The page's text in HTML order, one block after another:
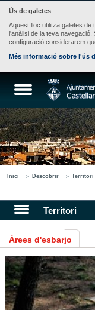
Ús de galetes
Aquest lloc utilitza galetes
l'anàlisi de la teva
configuració considerarem
Més informació sobre l'ús
Inici Descobrir Territori
Territori
Àrees d'esbarjo